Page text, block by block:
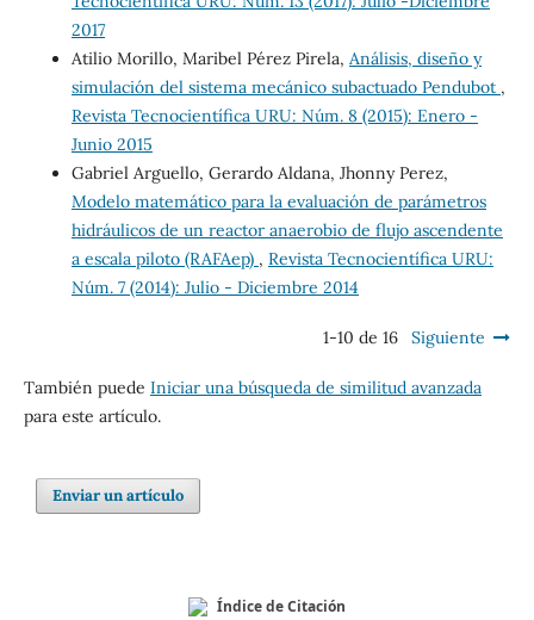
2017
Atilio Morillo, Maribel Pérez Pirela, Análisis, diseño y
simulación del sistema mecánico subactuado Pendubot ,
Revista Tecnocientífica URU: Núm. 8 (2015): Enero -
Junio 2015
Gabriel Arguello, Gerardo Aldana, Jhonny Perez,
Modelo matemático para la evaluación de parámetros
hidráulicos de un reactor anaerobio de flujo ascendente
a escala piloto (RAFAep) , Revista Tecnocientífica URU:
Núm. 7 (2014): Julio - Diciembre 2014
1-10 de 16 Siguiente
También puede Iniciar una búsqueda de similitud avanzada
para este artículo.
Enviar un artículo
Índice de Citación